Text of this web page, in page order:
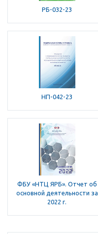
РБ-032-23
НП-042-23
ФБУ «НТЦ ЯРБ». Отчет об
основной деятельности за
2022 г.